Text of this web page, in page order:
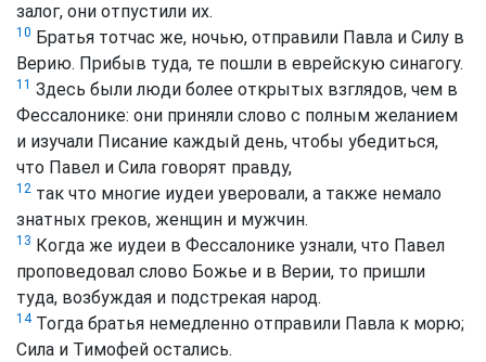
залог, они отпустили их.
10 Братья тотчас же, ночью, отправили Павла и Силу в
Верию. Прибыв туда, те пошли в еврейскую синагогу.
11 Здесь были люди более открытых взглядов, чем в
Фессалонике: они приняли слово с полным желанием
и изучали Писание каждый день, чтобы убедиться,
что Павел и Сила говорят правду,
12 так что многие иудеи уверовали, а также немало
знатных греков, женщин и мужчин.
13 Когда же иудеи в Фессалонике узнали, что Павел
проповедовал слово Божье и в Верии, то пришли
туда, возбуждая и подстрекая народ.
14Тогда братья немедленно отправили Павла к морю;
Сила и Тимофей остались.